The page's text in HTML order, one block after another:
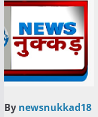
By newsnukkad18